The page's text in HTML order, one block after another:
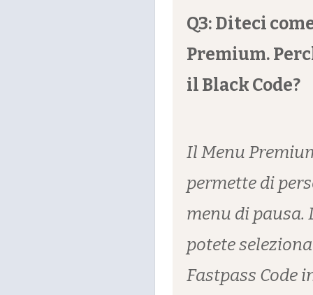
Q3: Diteci
Premium.
il Black Code?
Il Menu
permette di
menu di pausa.
potete
Fastpass Code